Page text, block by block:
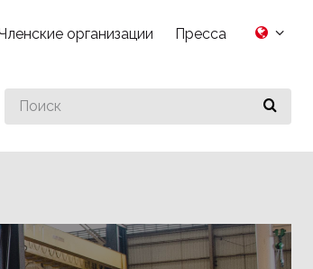
Search
for
организации Пресса